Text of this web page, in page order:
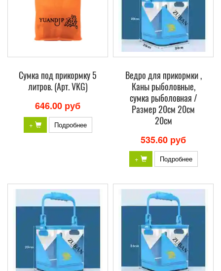
Сумка под прикормку 5
литров. (Арт. VKG)
646.00 руб
+ Подробнее
Ведро для прикормки ,
Каны рыболовные,
сумка рыболовная /
Размер 20см 20см
20см
535.60 руб
+ Подробнее